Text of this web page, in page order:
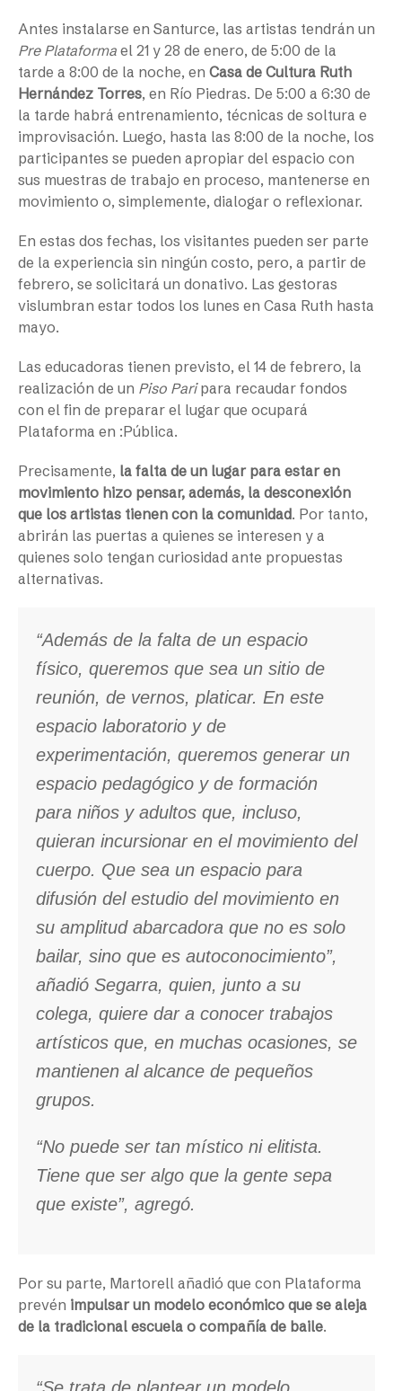
Antes instalarse en Santurce, las artistas tendrán un
Pre Plataforma el 21 y 28 de enero, de 5:00 de la
tarde a 8:00 de la noche, en Casa de Cultura Ruth
Hernández Torres, en Río Piedras. De 5:00 a 6:30 de
la tarde habrá entrenamiento, técnicas de soltura e
improvisación. Luego, hasta las 8:00 de la noche, los
participantes se pueden apropiar del espacio con
sus muestras de trabajo en proceso, mantenerse en
movimiento o, simplemente, dialogar o reflexionar.
En estas dos fechas, los visitantes pueden ser parte
de la experiencia sin ningún costo, pero, a partir de
febrero, se solicitará un donativo. Las gestoras
vislumbran estar todos los lunes en Casa Ruth hasta
mayo.
Las educadoras tienen previsto, el 14 de febrero, la
realización de un Piso Paripara recaudar fondos
con el fin de preparar el lugar que ocupará
Plataforma en :Pública.
Precisamente, la falta de un lugar para estar en
movimiento hizo pensar, además, la desconexión
que los artistas tienen con la comunidad. Por tanto,
abrirán las puertas a quienes se interesen y a
quienes solo tengan curiosidad ante propuestas
alternativas.
“Además de la falta de un espacio
físico, queremos que sea un sitio de
reunión, de vernos, platicar. En este
espacio laboratorio y de
experimentación, queremos generar un
espacio pedagógico y de formación
para niños y adultos que, incluso,
quieran incursionar en el movimiento del
cuerpo. Que sea un espacio para
difusión del estudio del movimiento en
su amplitud abarcadora que no es solo
bailar, sino que es autoconocimiento”,
añadió Segarra, quien, junto a su
colega, quiere dar a conocer trabajos
artísticos que, en muchas ocasiones, se
mantienen al alcance de pequeños
grupos.
“No puede ser tan místico ni elitista.
Tiene que ser algo que la gente sepa
que existe”, agregó.
Por su parte, Martorell añadió que con Plataforma
prevén impulsar un modelo económico que se aleja
de la tradicional escuela o compañía de baile.